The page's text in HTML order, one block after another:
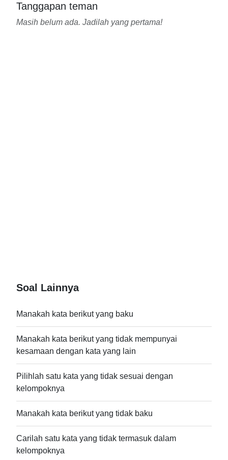
Tanggapan teman
Masih belum ada. Jadilah yang pertama!
Soal Lainnya
Manakah kata berikut yang baku
Manakah kata berikut yang tidak mempunyai
kesamaan dengan kata yang lain
Pilihlah satu kata yang tidak sesuai dengan
kelompoknya
Manakah kata berikut yang tidak baku
Carilah satu kata yang tidak termasuk dalam
kelompoknya